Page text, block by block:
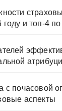
и топ-4
с почасовой
аспекты